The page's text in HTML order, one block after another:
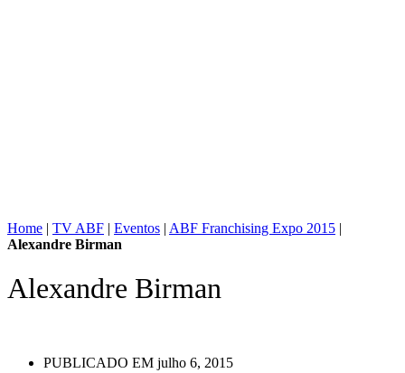
Home | TV ABF | Eventos | ABF Franchising Expo 2015 |
Alexandre Birman
Alexandre Birman
PUBLICADO EM julho 6, 2015